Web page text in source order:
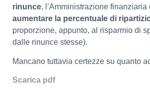
rinunce, l’Amministrazione finanziaria
aumentare la percentuale di
proporzione, appunto, al risparmio di
dalle rinunce stesse).
Mancano tuttavia certezze su quanto
Scarica pdf